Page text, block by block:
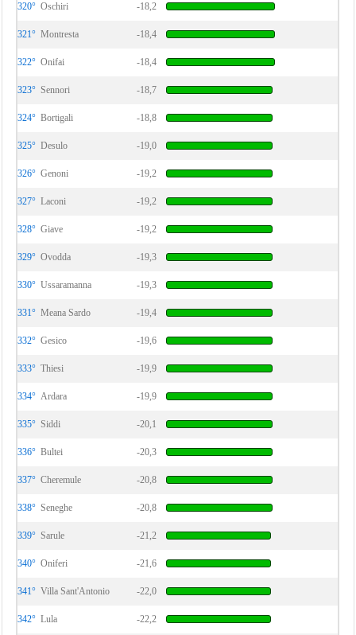
320° Oschiri -18,2
321° Montresta -18,4
322° Onifai -18,4
323° Sennori -18,7
324° Bortigali -18,8
325° Desulo -19,0
326° Genoni -19,2
327° Laconi -19,2
328° Giave -19,2
329° Ovodda -19,3
330° Ussaramanna -19,3
331° Meana Sardo -19,4
332° Gesico -19,6
333° Thiesi -19,9
334° Ardara -19,9
335° Siddi -20,1
336° Bultei -20,3
337° Cheremule -20,8
338° Seneghe -20,8
339° Sarule -21,2
340° Oniferi -21,6
341° Villa Sant'Antonio -22,0
342° Lula -22,2